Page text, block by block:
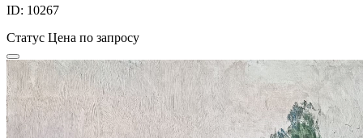
ID: 10267
Статус Цена по запросу